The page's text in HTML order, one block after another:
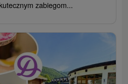
zabiegom...